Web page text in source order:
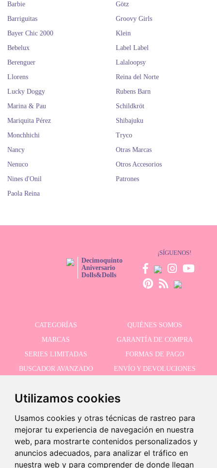
Utilizamos cookies
Usamos cookies y otras técnicas de rastreo para
mejorar tu experiencia de navegación en nuestra
web, para mostrarte contenidos personalizados y
anuncios adecuados, para analizar el tráfico en
nuestra web y para comprender de donde llegan
Barbie
Barriguitas
Bayer Chic 2000
Bebelux
Berenguer
Götz
Groovy Girls
Klein
Label Label
Lalaloopsy
Llorens
Lucky Doggy
Marina & Pau
Mariquita Pérez
Monchhichi
Nancy
Nenuco
Nines d'Onil
Paola Reina
Reina del Norte
Rubens Barn
Schildkröt
Shibajuku
Tryco
Otras Marcas
Otros Accesorios
Patrones
Decimoquinto
Aniversario
Dolls&Dolls
¡SÍGUENOS!
CATEGORÍAS
QUIÉNES SOMOS
MARCAS
GARANTÍA DE COMPRA
SERIES LIMITADAS
FORMAS DE PAGO
BUSCADOR AVANZADO
ENVÍO Y DEVOLUCIONES
RECIBE NUESTRAS ÚLTIMAS NOVEDADES